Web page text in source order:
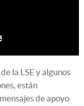
la LSE y algunos
están
de apoyo